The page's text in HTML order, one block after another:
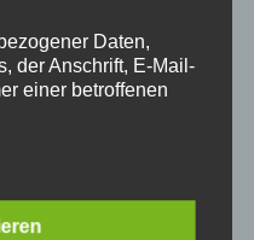
nur€ 300.– inkl. Ust.
8 Uhr bis 18 Uhr.
wir brauchen),
Daten,
der Anschrift, E-Mail-
einer betroffenen
und in
uns geltenden
über Art, Umfang